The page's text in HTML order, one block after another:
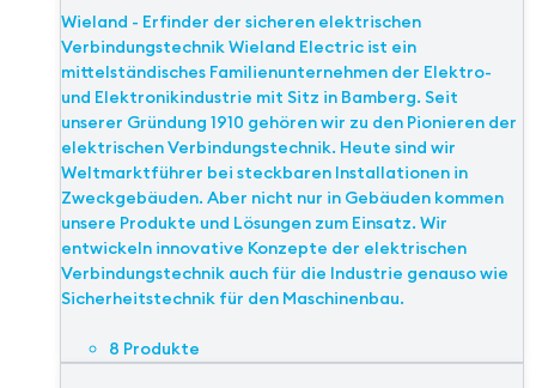
Wieland - Erfinder der sicheren elektrischen
Verbindungstechnik Wieland Electric ist ein
mittelständisches Familienunternehmen der Elektro-
und Elektronikindustrie mit Sitz in Bamberg. Seit
unserer Gründung 1910 gehören wir zu den Pionieren der
elektrischen Verbindungstechnik. Heute sind wir
Weltmarktführer bei steckbaren Installationen in
Zweckgebäuden. Aber nicht nur in Gebäuden kommen
unsere Produkte und Lösungen zum Einsatz. Wir
entwickeln innovative Konzepte der elektrischen
Verbindungstechnik auch für die Industrie genauso wie
Sicherheitstechnik für den Maschinenbau.
8 Produkte